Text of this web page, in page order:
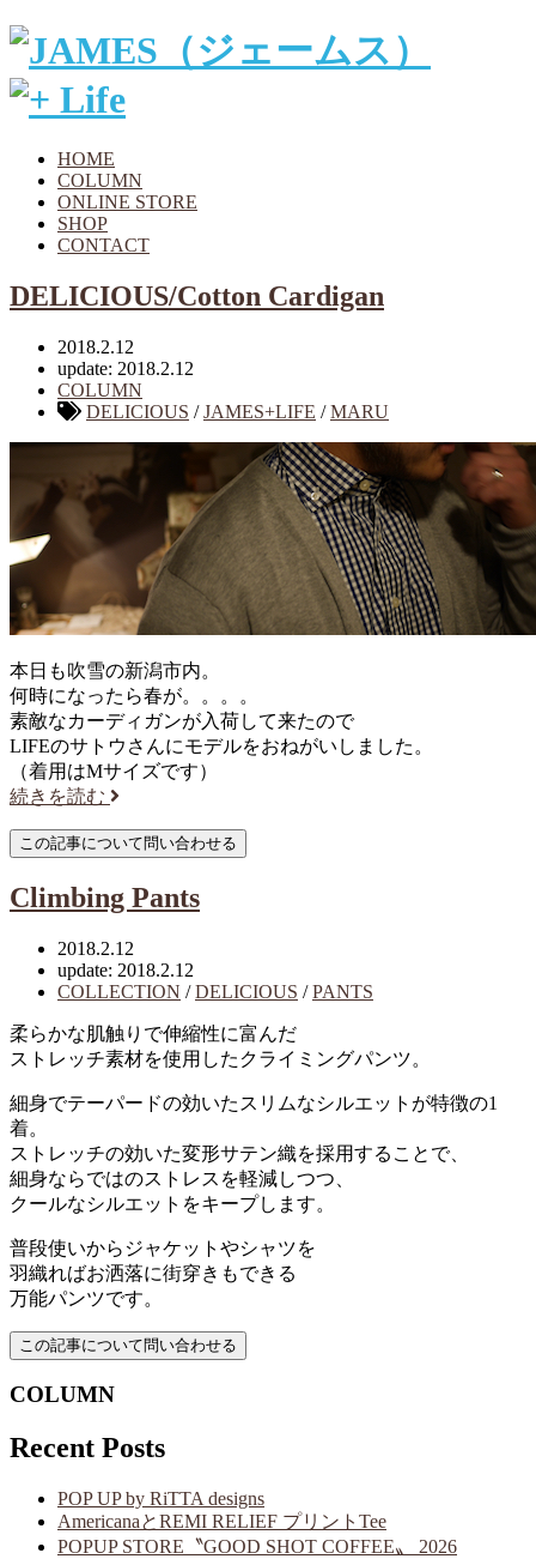
HOME
COLUMN
ONLINE STORE
SHOP
CONTACT
DELICIOUS/Cotton Cardigan
2018.2.12
update: 2018.2.12
COLUMN
DELICIOUS /JAMES+LIFE /MARU
本日も吹雪の新潟市内。
何時になったら春が。。。。
素敵なカーディガンが入荷して来たので
LIFEのサトウさんにモデルをおねがいしました。
（着用はMサイズです）
続きを読む
Climbing Pants
2018.2.12
update: 2018.2.12
COLLECTION /DELICIOUS /PANTS
柔らかな肌触りで伸縮性に富んだ
ストレッチ素材を使用したクライミングパンツ。
細身でテーパードの効いたスリムなシルエットが特徴の1
着。
ストレッチの効いた変形サテン織を採用することで、
細身ならではのストレスを軽減しつつ、
クールなシルエットをキープします。
普段使いからジャケットやシャツを
羽織ればお洒落に街穿きもできる
万能パンツです。
COLUMN
Recent Posts
POP UP by RiTTA designs
AmericanaとREMI RELIEF プリントTee
POPUP STORE〝GOOD SHOT COFFEE〟 2026